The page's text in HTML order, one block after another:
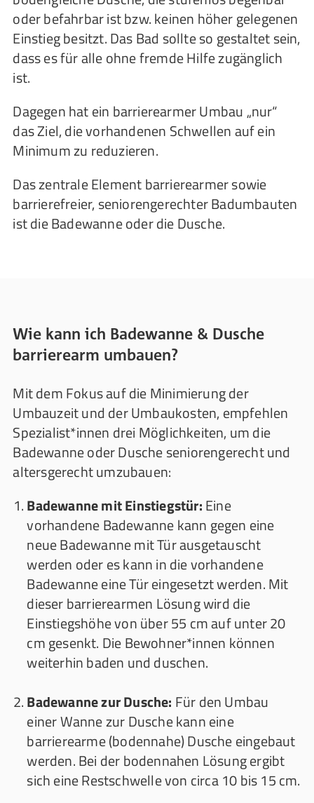
oder befahrbar ist bzw. keinen höher gelegenen
Einstieg besitzt. Das Bad sollte so gestaltet sein,
dass es für alle ohne fremde Hilfe zugänglich
ist.
Dagegen hat ein barrierearmer Umbau „nur“
das Ziel, die vorhandenen Schwellen auf ein
Minimum zu reduzieren.
Das zentrale Element barrierearmer sowie
barrierefreier, seniorengerechter Badumbauten
ist die Badewanne oder die Dusche.
Wie kann ich Badewanne & Dusche
barrierearm umbauen?
Mit dem Fokus auf die Minimierung der
Umbauzeit und der Umbaukosten, empfehlen
Spezialist*innen drei Möglichkeiten, um die
Badewanne oder Dusche seniorengerecht und
altersgerecht umzubauen:
Badewanne mit Einstiegstür:Eine
vorhandene Badewanne kann gegen eine
neue Badewanne mit Tür ausgetauscht
werden oder es kann in die vorhandene
Badewanne eine Tür eingesetzt werden. Mit
dieser barrierearmen Lösung wird die
Einstiegshöhe von über 55 cm auf unter 20
cm gesenkt. Die Bewohner*innen können
weiterhin baden und duschen.
Badewanne zur Dusche: Für den Umbau
einer Wanne zur Dusche kann eine
barrierearme (bodennahe) Dusche eingebaut
werden. Bei der bodennahen Lösung ergibt
sich eine Restschwelle von circa 10 bis 15 cm.